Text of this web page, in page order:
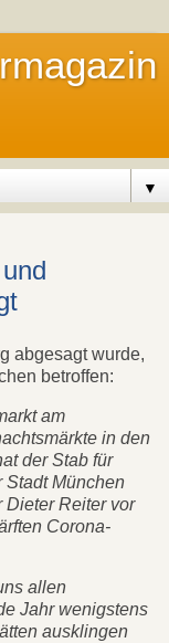
▼
abgesagt wurde,
betroffen:
am
in den
der Stab für
München
Dieter Reiter vor
Corona-
allen
Jahr wenigstens
ausklingen